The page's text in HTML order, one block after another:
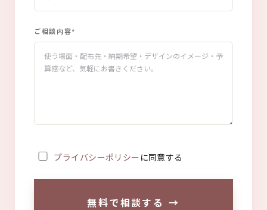
ご相談内容*
プライバシーポリシー に同意する
無料で相談する →